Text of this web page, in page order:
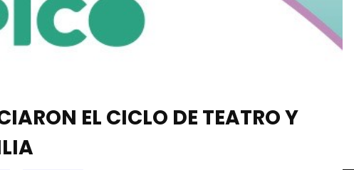
EL CICLO DE TEATRO Y